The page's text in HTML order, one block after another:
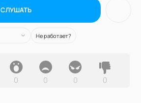
СЛУШАТЬ
Не работает?
0 0 0 0